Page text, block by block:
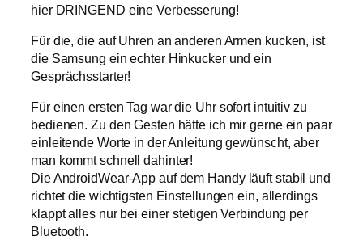
hier DRINGEND eine Verbesserung!
Für die, die auf Uhren an anderen Armen kucken, ist
die Samsung ein echter Hinkucker und ein
Gesprächsstarter!
Für einen ersten Tag war die Uhr sofort intuitiv zu
bedienen. Zu den Gesten hätte ich mir gerne ein paar
einleitende Worte in der Anleitung gewünscht, aber
man kommt schnell dahinter!
Die AndroidWear-App auf dem Handy läuft stabil und
richtet die wichtigsten Einstellungen ein, allerdings
klappt alles nur bei einer stetigen Verbindung per
Bluetooth.